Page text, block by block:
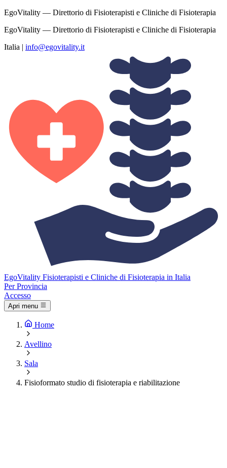
EgoVitality — Direttorio di Fisioterapisti e Cliniche di Fisioterapia
EgoVitality — Direttorio di Fisioterapisti e Cliniche di Fisioterapia
Italia | info@egovitality.it
EgoVitality Fisioterapisti e Cliniche di Fisioterapia in Italia
Per Provincia
Accesso
Apri menu
Home
Avellino
Sala
Fisioformato studio di fisioterapia e riabilitazione